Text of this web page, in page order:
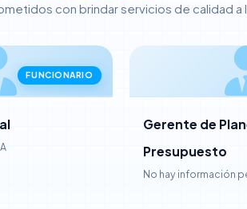
con brindar servicios de calidad a
FUNCIONARIO
Gerente de
Presupuesto
No hay información